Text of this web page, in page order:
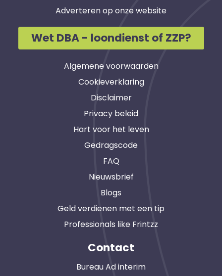
Adverteren op onze website
Wet DBA - loondienst of ZZP?
Algemene voorwaarden
Cookieverklaring
Disclaimer
Privacy beleid
Hart voor het leven
Gedragscode
FAQ
Nieuwsbrief
Blogs
Geld verdienen met een tip
Professionals like Frintzz
Contact
Bureau Ad interim